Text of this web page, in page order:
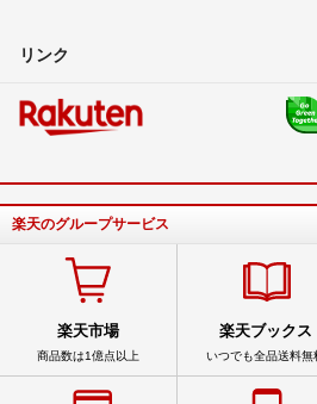
リンク
楽天のグループサービス
楽天市場
商品数は1億点以上
楽天ブックス
いつでも全品送料無